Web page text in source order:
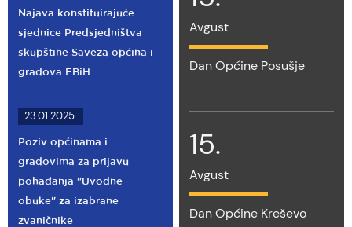
Najava konstituirajuće
sjednice Predsjedništva
skupštine Saveza općina i
gradova FBiH
23.01.2025.
Poziv općinama i
gradovima za prijavu
pohađanja "Uvodne
obuke" za izabrane
zvaničnike
Avgust
Dan Općine Posušje
15.
Avgust
Dan Općine Kreševo